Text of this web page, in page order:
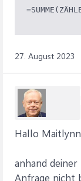
27. August 2023
Hallo
anhand
Anfrage nicht